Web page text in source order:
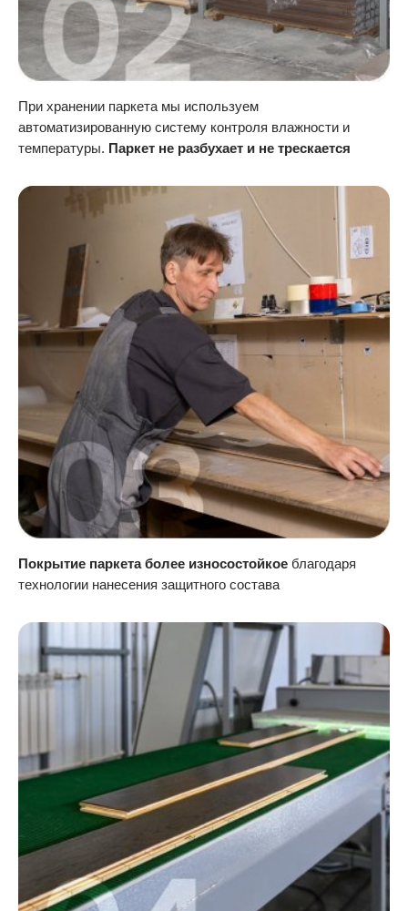
При хранении паркета мы используем
автоматизированную систему контроля влажности и
температуры. Паркет не разбухает и не трескается
Покрытие паркета более износостойкое благодаря
технологии нанесения защитного состава